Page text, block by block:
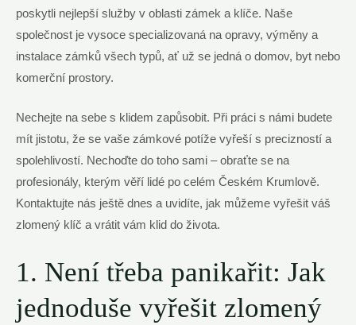
poskytli nejlepší služby v oblasti zámek a klíče. Naše
společnost je vysoce specializovaná na opravy, výměny a
instalace zámků všech typů, ať už se jedná o domov, byt nebo
komerční prostory.
Nechejte na sebe s klidem zapůsobit. Při práci s námi budete
mít jistotu, že se vaše zámkové potíže vyřeší s precizností a
spolehlivostí. Nechoďte do toho sami – obraťte se na
profesionály, kterým věří lidé po celém Českém Krumlově.
Kontaktujte nás ještě dnes a uvidíte, jak můžeme vyřešit váš
zlomený klíč a vrátit vám klid do života.
1. Není třeba panikařit: Jak
jednoduše vyřešit zlomený